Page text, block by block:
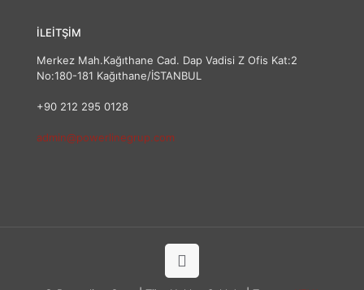
İLEİTŞİM
Merkez Mah.Kağıthane Cad. Dap Vadisi Z Ofis Kat:2
No:180-181 Kağıthane/İSTANBUL
+90 212 295 0128
admin@powerlinegrup.com